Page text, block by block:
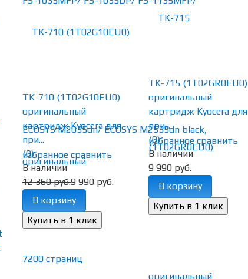
избранное сравнить
TK-710 (1T02G10EU0)
оригинальный
картридж Kyocera для
при...
(0)
В наличии
12 360 руб.9 990 руб.
В корзину
избранное сравнить
TK-715 (1T02GR0EU0)
оригинальный
картридж Kyocera для
при...
(0)
В наличии
9 990 руб.
В корзину